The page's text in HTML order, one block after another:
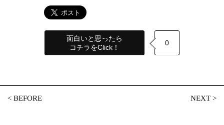
面白いと思ったら
コチラをClick！
0
<BEFORE NEXT>